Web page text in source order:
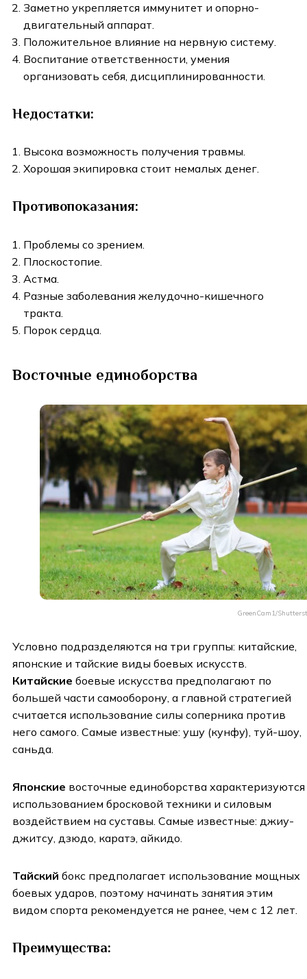
Заметно укрепляется иммунитет и опорно-
двигательный аппарат.
Положительное влияние на нервную систему.
Воспитание ответственности, умения
организовать себя, дисциплинированности.
Недостатки:
Высока возможность получения травмы.
Хорошая экипировка стоит немалых денег.
Противопоказания:
Проблемы со зрением.
Плоскостопие.
Астма.
Разные заболевания желудочно-кишечного
тракта.
Порок сердца.
Восточные единоборства
GreenCam1/
Условно подразделяются на три группы: китайские,
японские и тайские виды боевых искусств.
Китайские боевые искусства предполагают по
большей части самооборону, а главной стратегией
считается использование силы соперника против
него самого. Самые известные: ушу (кунфу), туй-шоу,
саньда.
Японские восточные единоборства характеризуются
использованием бросковой техники и силовым
воздействием на суставы. Самые известные: джиу-
джитсу, дзюдо, каратэ, айкидо.
Тайский бокс предполагает использование мощных
боевых ударов, поэтому начинать занятия этим
видом спорта рекомендуется не ранее, чем с 12 лет.
Преимущества: